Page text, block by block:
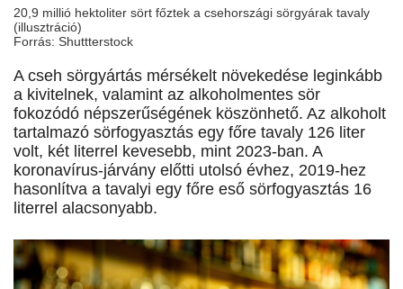
20,9 millió hektoliter sört főztek a csehországi sörgyárak tavaly
(illusztráció)
Forrás: Shuttterstock
A cseh sörgyártás mérsékelt növekedése leginkább
a kivitelnek, valamint az alkoholmentes sör
fokozódó népszerűségének köszönhető. Az alkoholt
tartalmazó sörfogyasztás egy főre tavaly 126 liter
volt, két literrel kevesebb, mint 2023-ban. A
koronavírus-járvány előtti utolsó évhez, 2019-hez
hasonlítva a tavalyi egy főre eső sörfogyasztás 16
literrel alacsonyabb.